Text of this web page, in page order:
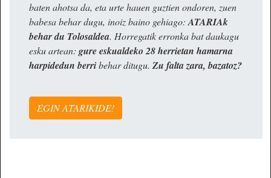
baten ahotsa da, eta urte hauen guztien ondoren, zuen
babesa behar dugu, inoiz baino gehiago:ATARIAk
behar du Tolosaldea. Horregatik erronka bat daukagu
esku artean: gure eskualdeko 28 herrietan hamarna
harpidedun berribehar ditugu. Zu falta zara, bazatoz?
EGIN ATARIKIDE!